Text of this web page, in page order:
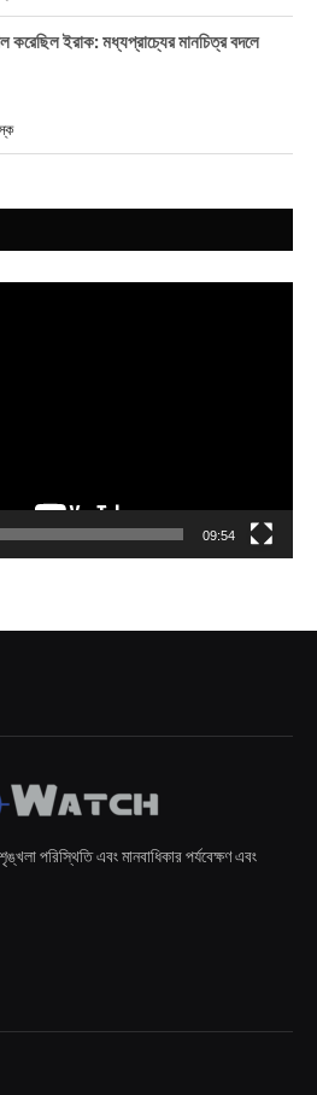
করেছিল ইরাক: মধ্যপ্রাচ্যের মানচিত্র বদলে
09:54
পরিস্থিতি এবং মানবাধিকার পর্যবেক্ষণ এবং